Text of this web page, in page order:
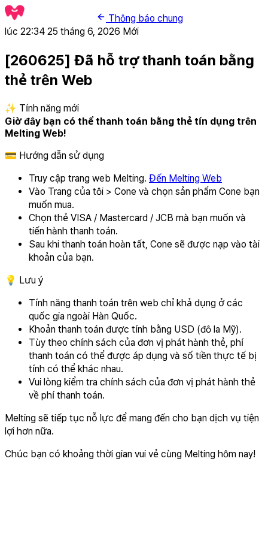
Thông báo chung
lúc 22:34 25 tháng 6, 2026 Mới
[260625] Đã hỗ trợ thanh toán bằng
thẻ trên Web
✨ Tính năng mới
Giờ đây bạn có thể thanh toán bằng thẻ tín dụng trên
Melting Web!
💳 Hướng dẫn sử dụng
Truy cập trang web Melting. Đến Melting Web
Vào Trang của tôi > Cone và chọn sản phẩm Cone bạn
muốn mua.
Chọn thẻ VISA / Mastercard / JCB mà bạn muốn và
tiến hành thanh toán.
Sau khi thanh toán hoàn tất, Cone sẽ được nạp vào tài
khoản của bạn.
💡 Lưu ý
Tính năng thanh toán trên web chỉ khả dụng ở các
quốc gia ngoài Hàn Quốc.
Khoản thanh toán được tính bằng USD (đô la Mỹ).
Tùy theo chính sách của đơn vị phát hành thẻ, phí
thanh toán có thể được áp dụng và số tiền thực tế bị
tính có thể khác nhau.
Vui lòng kiểm tra chính sách của đơn vị phát hành thẻ
về phí thanh toán.
Melting sẽ tiếp tục nỗ lực để mang đến cho bạn dịch vụ tiện
lợi hơn nữa.
Chúc bạn có khoảng thời gian vui vẻ cùng Melting hôm nay!